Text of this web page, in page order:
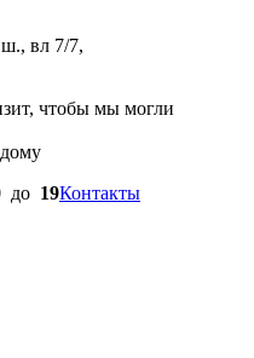
вл 7/7,
чтобы мы могли
до 19Контакты